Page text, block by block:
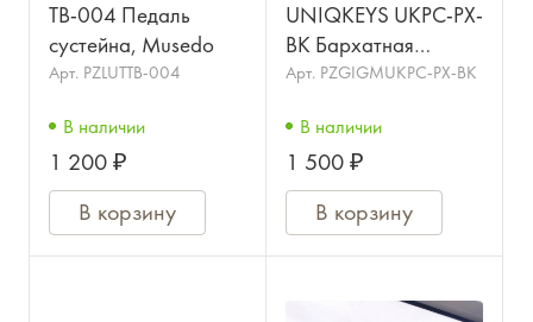
TB-004 Педаль
сустейна, Musedo
Арт. PZLUTTB-004
В наличии
1 200 ₽
В корзину
UNIQKEYS UKPC-PX-
BK Бархатная
накидка для
фортепиано 88
клавиш, логотип
Privia, чёрный
Арт. PZGIGMUKPC-PX-BK
В наличии
1 500 ₽
В корзину